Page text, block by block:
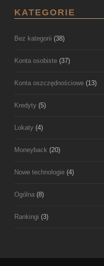
KATEGORIE
Bez kategorii (38)
Konta osobiste (37)
Konta oszczędnościowe (13)
Kredyty (5)
Lokaty (4)
Moneyback (20)
Nowe technologie (4)
Ogólna (8)
Rankingi (3)